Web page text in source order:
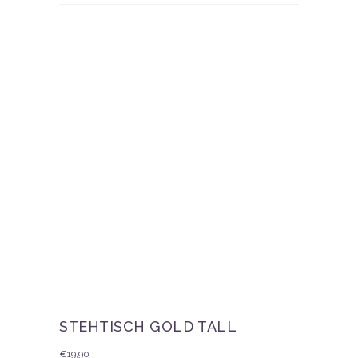
STEHTISCH GOLD TALL
€19,90